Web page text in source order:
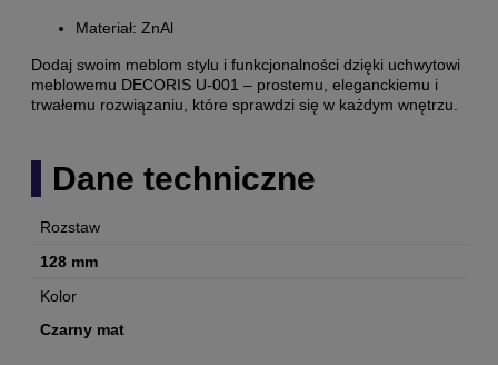
Materiał: ZnAl
Dodaj swoim meblom stylu i funkcjonalności dzięki uchwytowi
meblowemu DECORIS U-001 – prostemu, eleganckiemu i
trwałemu rozwiązaniu, które sprawdzi się w każdym wnętrzu.
Dane techniczne
Rozstaw
128 mm
Kolor
Czarny mat